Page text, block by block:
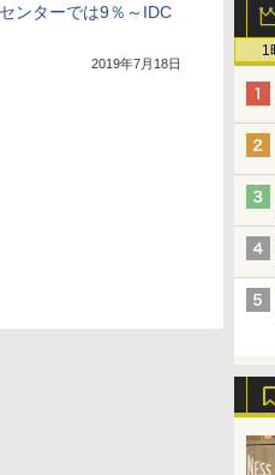
1
ンターでは9％～IDC
2019年7月18日